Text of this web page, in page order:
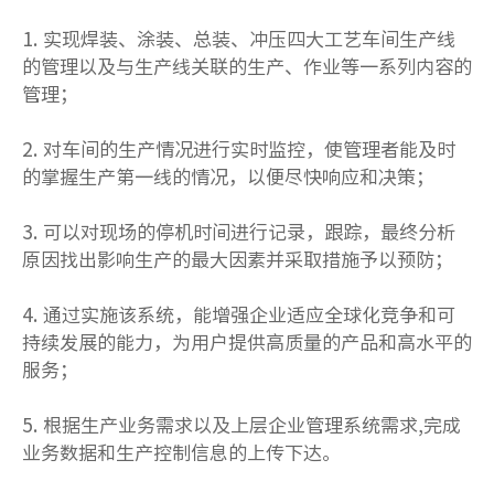
1. 实现焊装、涂装、总装、冲压四大工艺车间生产线
的管理以及与生产线关联的生产、作业等一系列内容的
管理；
2. 对车间的生产情况进行实时监控，使管理者能及时
的掌握生产第一线的情况，以便尽快响应和决策；
3. 可以对现场的停机时间进行记录，跟踪，最终分析
原因找出影响生产的最大因素并采取措施予以预防；
4. 通过实施该系统，能增强企业适应全球化竞争和可
持续发展的能力，为用户提供高质量的产品和高水平的
服务；
5. 根据生产业务需求以及上层企业管理系统需求,完成
业务数据和生产控制信息的上传下达。